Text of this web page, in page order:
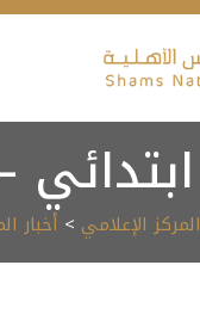
ابتدائي
المركز الإعلامي > أخبار